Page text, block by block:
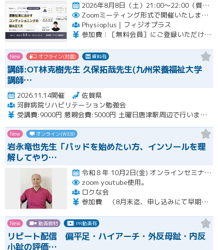
2026年8月8日（土）21:00〜22:00（質疑応答を含む）開催
Zoomミーティング形式で開催いたします。
Physioplus｜フィジオプラス
参加費：［無料会員］にご登録いただければ無料 ・月額会員：参加無料 ・年額会員：参加無料 ・通常チケット：5,000円（税込）
New オフライン(対面) 資料有
講師:OT林克樹先生 久保拓哉先生(九州栄養福祉大学
講師…
2026.11.14開催
佐賀県
河畔病院リハビリテーション勉強会
受講費:9000円 懇親会費:5000円 土曜日唐津駅周辺で行います。
New オンライン(WEB)
岩永竜也先生「パッドを始めたい方、インソールを理
解してやり…
令和８年 10月2日(金) オンラインセミナー 20:00〜22:00 10月18日(日) 実技セミナー（…開催
zoom youtube使用。
ロクな会
参加費 （8月末迄、申し込みにて早期申し込み割引） オンライン➕実技セミナー（対面式） 15500円 （8月末迄申し込みにて14500円） オンライン➕実技セミナーアーカイブ視聴 11000円 （8月末迄申し込みにて10000円） ※オンラインセミナーは後日、アーカイブ視聴可能です。 ※実技セミナー（対面式）参加者も後日、実技セミナーアーカイブ視聴可能です。
New 動画教材 PR動画有
リピート配信 偏平足・ハイアーチ・外反母趾・内反
小趾の評価…